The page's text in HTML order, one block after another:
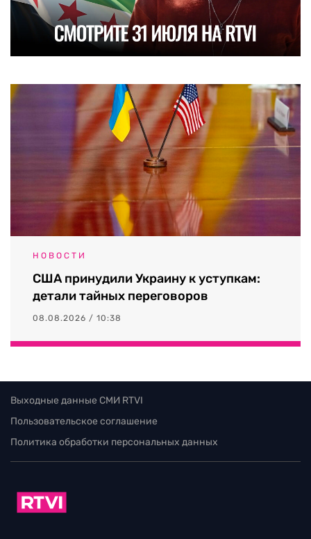
НОВОСТИ
США принудили Украину к уступкам:
детали тайных переговоров
08.08.2026 / 10:38
Выходные данные СМИ RTVI
Пользовательское соглашение
Политика обработки персональных данных